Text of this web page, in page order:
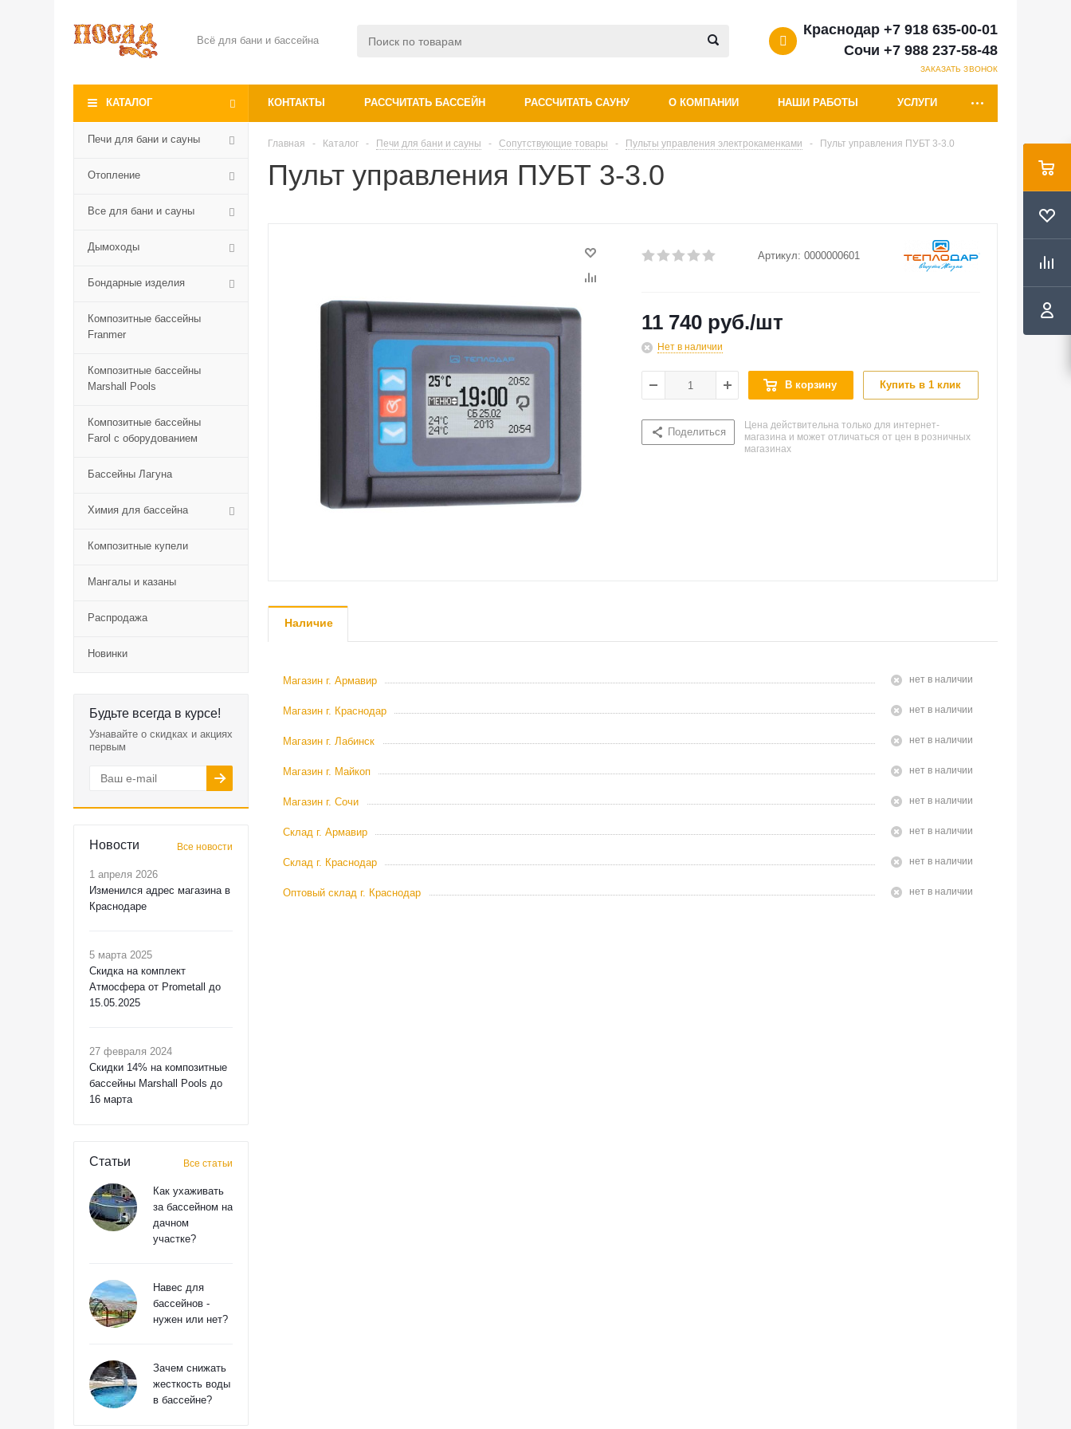
Всё для бани и бассейна
Краснодар +7 918 635-00-01
Сочи +7 988 237-58-48
ЗАКАЗАТЬ ЗВОНОК
КАТАЛОГ КОНТАКТЫ РАССЧИТАТЬ БАССЕЙН РАССЧИТАТЬ САУНУ О КОМПАНИИ НАШИ РАБОТЫ УСЛУГИ
Печи для бани и сауны
Отопление
Все для бани и сауны
Дымоходы
Бондарные изделия
Композитные бассейны
Franmer
Композитные бассейны
Marshall Pools
Композитные бассейны
Farol с оборудованием
Бассейны Лагуна
Химия для бассейна
Композитные купели
Мангалы и казаны
Распродажа
Новинки
Будьте всегда в курсе!
Узнавайте о скидках и акциях
первым
Новости Все новости
1 апреля 2026
Изменился адрес магазина в
Краснодаре
5 марта 2025
Скидка на комплект
Атмосфера от Prometall до
15.05.2025
27 февраля 2024
Скидки 14% на композитные
бассейны Marshall Pools до
16 марта
Статьи Все статьи
Как ухаживать
за бассейном на
дачном
участке?
Навес для
бассейнов -
нужен или нет?
Зачем снижать
жесткость воды
в бассейне?
Главная - Каталог - Печи для бани и сауны - Сопутствующие товары - Пульты управления электрокаменками - Пульт управления ПУБТ 3-3.0
Пульт управления ПУБТ 3-3.0
Артикул: 0000000601
11 740 руб./шт
Нет в наличии
В корзину Купить в 1 клик
Поделиться
Цена действительна только для интернет-
магазина и может отличаться от цен в розничных
магазинах
Наличие
Магазин г. Армавир Нет в наличии
Магазин г. Краснодар Нет в наличии
Магазин г. Лабинск Нет в наличии
Магазин г. Майкоп Нет в наличии
Магазин г. Сочи Нет в наличии
Склад г. Армавир Нет в наличии
Склад г. Краснодар Нет в наличии
Оптовый склад г. Краснодар Нет в наличии